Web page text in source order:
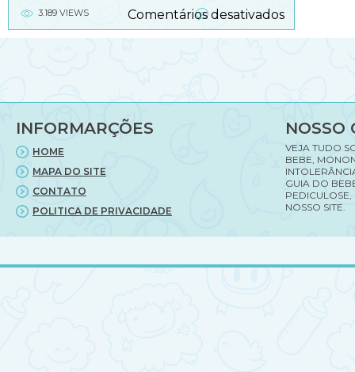
3.189 VIEWS
Comentários desativadosem
Tipos
INFORMARÇÕES
HOME
MAPA DO SITE
CONTATO
POLITICA DE PRIVACIDADE
NOSSO
VEJA TUDO
BEBE,
GUIA DO
PEDICULOSE,
NOSSO SITE.